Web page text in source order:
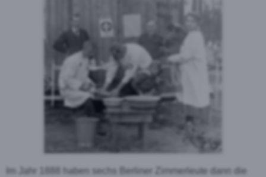
Im Jahr 1888 haben sechs Berliner Zimmerleute dann die